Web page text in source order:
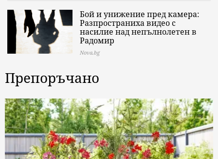
Бой и унижение пред камера:
Разпространиха видео с
насилие над непълнолетен в
Радомир
Nova.bg
Препоръчано